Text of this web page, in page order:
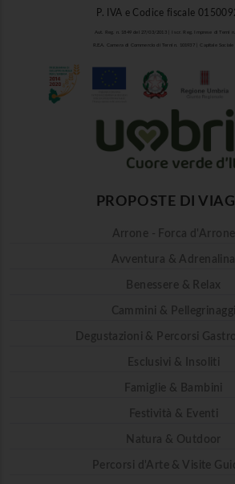
P. IVA e Codice fiscale
Aut. Reg. n. 1849 del 27/03/2013 | Iscr. Reg. Imprese di Terni n.
R.E.A. Camera di Commercio di Terni n. 101937 | Capitale Sociale
PROPOSTE DI
Arrone - Forca d'Arrone
Avventura & Adrenalina
Benessere & Relax
Cammini & Pellegrinaggi
Degustazioni & Percorsi
Esclusivi & Insoliti
Famiglie & Bambini
Festività & Eventi
Natura & Outdoor
Percorsi d'Arte & Visite